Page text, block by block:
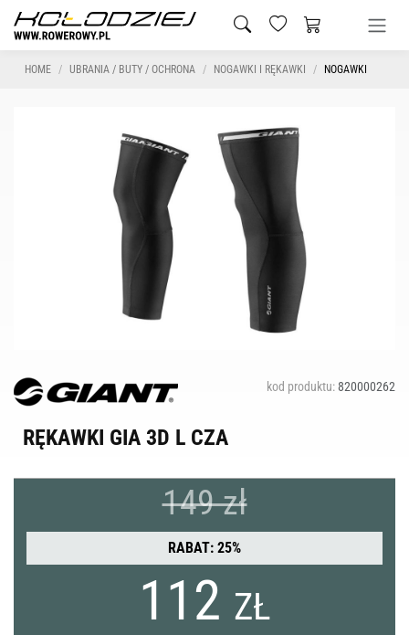
HOME UBRANIA / BUTY / OCHRONA NOGAWKI I RĘKAWKI NOGAWKI
kod produktu:820000262
RĘKAWKI GIA 3D L CZA
149 zł
RABAT: 25%
112 ZŁ